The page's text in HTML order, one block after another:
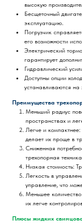
высокую
Бесщеточный
эксплуатацию.
Погрузчик
его возможности
Электрический
гарантирует
Гидравлический
Доступны опции
устанавливаются на
Преимущества
Меньший радиус
пространствах и
Легче и
делает их проще в
Сниженная
трехопорная
Низкая стоимость:
Легкость в
управление, что
Меньшее
их легче
Плюсы жидких